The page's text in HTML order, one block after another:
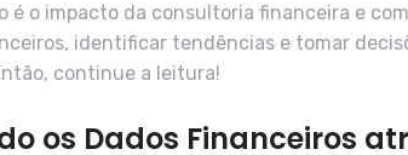
é o impacto da consultoria financeira e
identificar tendências e tomar
continue a leitura!
os Dados Financeiros